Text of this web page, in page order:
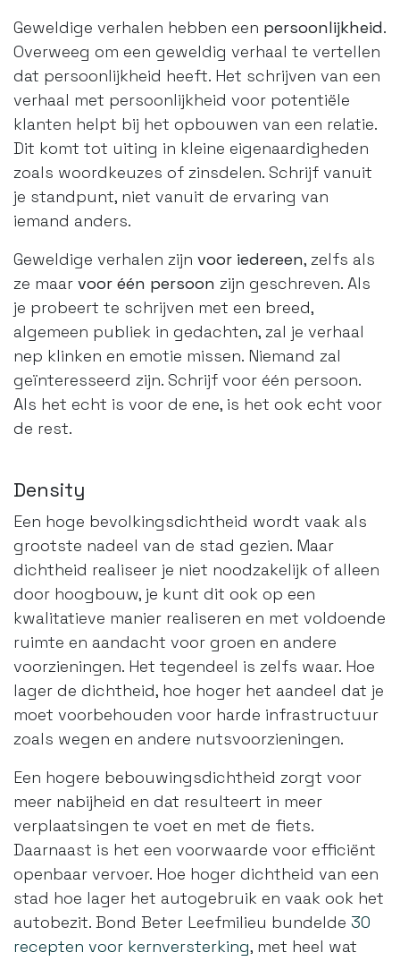
Geweldige verhalen hebben een persoonlijkheid.
Overweeg om een geweldig verhaal te vertellen
dat persoonlijkheid heeft. Het schrijven van een
verhaal met persoonlijkheid voor potentiële
klanten helpt bij het opbouwen van een relatie.
Dit komt tot uiting in kleine eigenaardigheden
zoals woordkeuzes of zinsdelen. Schrijf vanuit
je standpunt, niet vanuit de ervaring van
iemand anders.
Geweldige verhalen zijn voor iedereen, zelfs als
ze maar voor één persoon zijn geschreven. Als
je probeert te schrijven met een breed,
algemeen publiek in gedachten, zal je verhaal
nep klinken en emotie missen. Niemand zal
geïnteresseerd zijn. Schrijf voor één persoon.
Als het echt is voor de ene, is het ook echt voor
de rest.
Density
Een hoge bevolkingsdichtheid wordt vaak als
grootste nadeel van de stad gezien. Maar
dichtheid realiseer je niet noodzakelijk of alleen
door hoogbouw, je kunt dit ook op een
kwalitatieve manier realiseren en met voldoende
ruimte en aandacht voor groen en andere
voorzieningen. Het tegendeel is zelfs waar. Hoe
lager de dichtheid, hoe hoger het aandeel dat je
moet voorbehouden voor harde infrastructuur
zoals wegen en andere nutsvoorzieningen.
Een hogere bebouwingsdichtheid zorgt voor
meer nabijheid en dat resulteert in meer
verplaatsingen te voet en met de fiets.
Daarnaast is het een voorwaarde voor efficiënt
openbaar vervoer. Hoe hoger dichtheid van een
stad hoe lager het autogebruik en vaak ook het
autobezit. Bond Beter Leefmilieu bundelde 30
recepten voor kernversterking, met heel wat